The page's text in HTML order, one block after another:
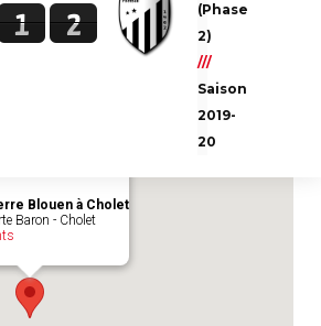
1 2
(Phase
2)
///
Saison
2019-
20
match :
Stade Pierre
Blouen à Cholet
Baron - Cholet